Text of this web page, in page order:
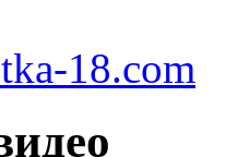
18.com